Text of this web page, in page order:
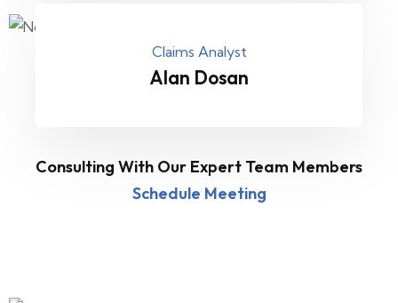
Claims Analyst
Alan Dosan
Consulting With Our Expert Team Members
Schedule Meeting